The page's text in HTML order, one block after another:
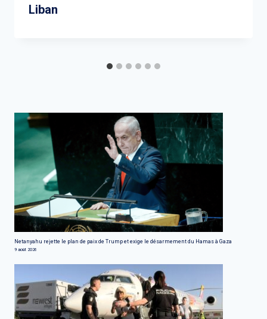
Liban
Netanyahu rejette le plan de paix de Trump et exige le désarmement du Hamas à Gaza
9 août 2026